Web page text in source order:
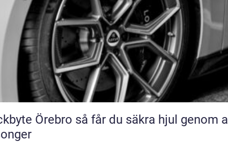
så får du säkra hjul genom alla